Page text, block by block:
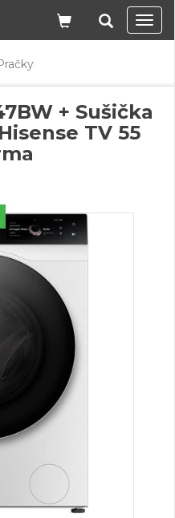
+ Sušička
TV 55